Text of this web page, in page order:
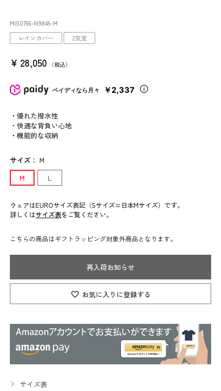
MIS0756-N9845-M
レインカバー
2気室
¥ 28,050 税込
ペイディなら月々 ￥2,337
・優れた撥水性
・快適な背負い心地
・機能的な収納
サイズ ： M
M
L
ウェアはEUROサイズ表記（Sサイズ=日本Mサイズ）です。
詳しくはサイズ表をご覧ください。
こちらの商品はギフトラッピング対象外商品となります。
再入荷お知らせ
お気に入りに登録する
サイズ表